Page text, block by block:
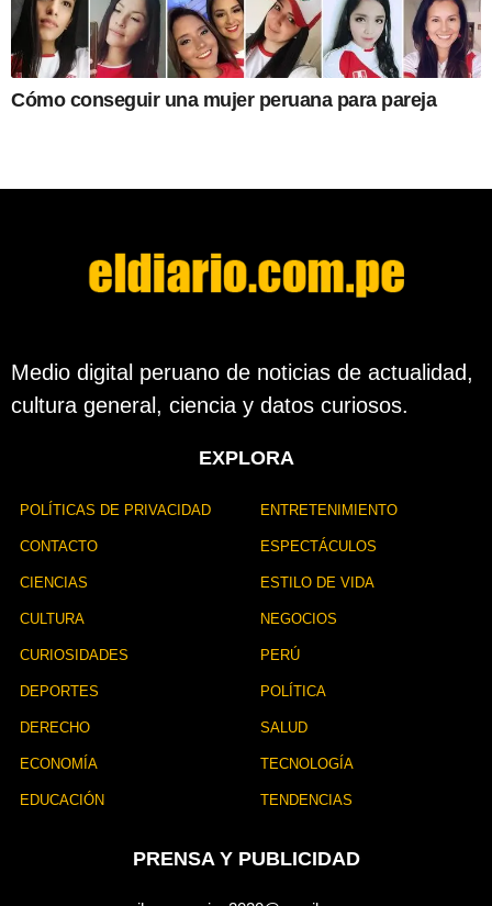
Cómo conseguir una mujer peruana para pareja
Medio digital peruano de noticias de actualidad,
cultura general, ciencia y datos curiosos.
EXPLORA
POLÍTICAS DE PRIVACIDAD
CONTACTO
CIENCIAS
CULTURA
CURIOSIDADES
DEPORTES
DERECHO
ECONOMÍA
EDUCACIÓN
ENTRETENIMIENTO
ESPECTÁCULOS
ESTILO DE VIDA
NEGOCIOS
PERÚ
POLÍTICA
SALUD
TECNOLOGÍA
TENDENCIAS
PRENSA Y PUBLICIDAD